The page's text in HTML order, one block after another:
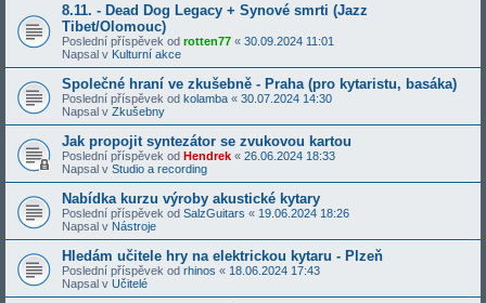
8.11. - Dead Dog Legacy + Synové smrti (Jazz
Tibet/Olomouc)
Poslední příspěvek od rotten77 « 30.09.2024 11:01
Napsal v Kulturní akce
Společné hraní ve zkušebně - Praha (pro kytaristu, basáka)
Poslední příspěvek od kolamba « 30.07.2024 14:30
Napsal v Zkušebny
Jak propojit syntezátor se zvukovou kartou
Poslední příspěvek od Hendrek « 26.06.2024 18:33
Napsal v Studio a recording
Nabídka kurzu výroby akustické kytary
Poslední příspěvek od SalzGuitars « 19.06.2024 18:26
Napsal v Nástroje
Hledám učitele hry na elektrickou kytaru - Plzeň
Poslední příspěvek od rhinos « 18.06.2024 17:43
Napsal v Učitelé